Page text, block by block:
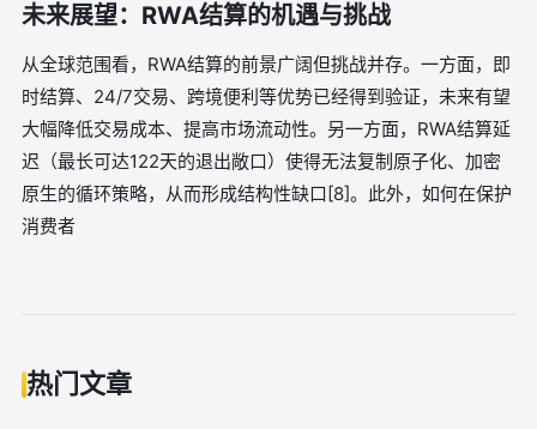
未来展望：RWA结算的机遇与挑战
从全球范围看，RWA结算的前景广阔但挑战并存。一方面，即
时结算、24/7交易、跨境便利等优势已经得到验证，未来有望
大幅降低交易成本、提高市场流动性。另一方面，RWA结算延
迟（最长可达122天的退出敞口）使得无法复制原子化、加密
原生的循环策略，从而形成结构性缺口[8]。此外，如何在保护
消费者
热门文章